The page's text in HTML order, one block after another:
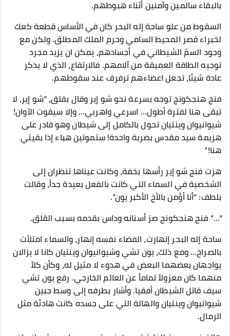
بالبقاء سالمين وآمنين أثناء هبوطهم.
السقوط من علو ساحة إله البحر كان في الأساس قطعة كعك
لخبراء قصر المحيط السامي وحرم الملك المطلق. ولكن مع
وجود السمّ الشيطاني في أجسادهم، يمكن ان يزيد مجرد
توجيه الطاقة العميقة من آلامهم. فالارتفاع، الذي لا يذكر
عادة شيئا، تجعل اعضاءهم ترفرف عند سقوطهم.
فنج هنجكونج توجه بسرعة نحو شو إير وقال بقلق، “شو إير، لا
تبقى هنا لفترة أطول… اسرعي واهربي… وإلا سيفوت الآوان!
شيوانيوان وينتيان تحول بالكامل إلى شيطان وهو قادر على
هزيمة سيد مقدس بضربة واحدة! ستموتين هباء إذا بقيتي
هنا!”
هزت فنج شو إير رأسها بخفة، وكانت عيناها تنظران إلى
الشخصية في السماء التي كانت بالفعل بعيدة جداً، وقالت
بلطف: “أنا أؤمن بالأخ الأكبر يون”.
“…” فنج هنجكونج صرَ أسنانه وداس بقدمه بسبب القلق.
ساحة إله البحر إنهارت، الفضاء نفسه إنهار، والسماء امتلأت
بالصراخ… ومع ذلك، يون تشي وشيوانيوان وينتيان كانا لا يزالان
يواجهان بعضهما البعض في هدوء لا مثيل له، وكأن كلاً
منهما كان معزولاً تماماً عن العالم الخارجي. رفع يون تشي
سيف قاتل الشيطان أفقيا. وأشار بطرفه إلى وسط جبين
شيوانيوان وينتيان والهالة التي على جسده كانت هادئة مثل
الرمال.